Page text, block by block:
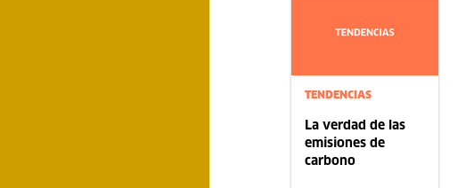
TENDENCIAS
La verdad de las
emisiones de
carbono